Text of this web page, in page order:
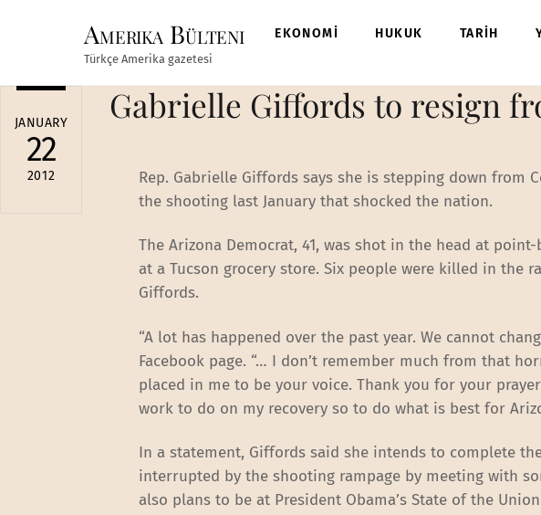
Amerika Bülteni
Türkçe Amerika gazetesi
EKONOMİ HUKUK TARİH
JANUARY
22
2012
Gabrielle Giffords to resign
Rep. Gabrielle Giffords says she is stepping down from
the shooting last January that shocked the nation.
The Arizona Democrat, 41, was shot in the head at
at a Tucson grocery store. Six people were killed in the
Giffords.
“A lot has happened over the past year. We cannot
Facebook page. “… I don’t remember much from that
placed in me to be your voice. Thank you for your
work to do on my recovery so to do what is best for
In a statement, Giffords said she intends to complete
interrupted by the shooting rampage by meeting with
also plans to be at President Obama’s State of the